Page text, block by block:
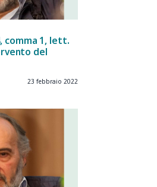
comma 1, lett.
del
23 febbraio 2022